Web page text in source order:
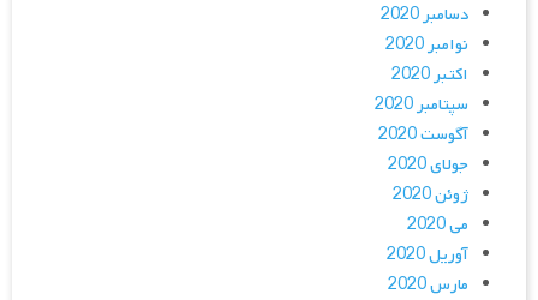
دسامبر 2020
نوامبر 2020
اکتبر 2020
سپتامبر 2020
آگوست 2020
جولای 2020
ژوئن 2020
می 2020
آوریل 2020
مارس 2020